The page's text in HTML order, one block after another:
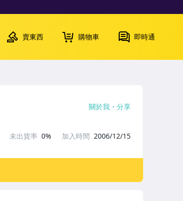
賣東西 購物車 即時通
關於我 分享
未出貨率 0% 加入時間 2006/12/15